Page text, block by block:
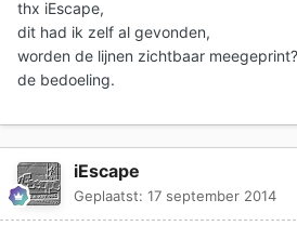
thx iEscape,
dit had ik zelf al gevonden,
worden de lijnen zichtbaar
de bedoeling.
iEscape
Geplaatst: 17 september 2014